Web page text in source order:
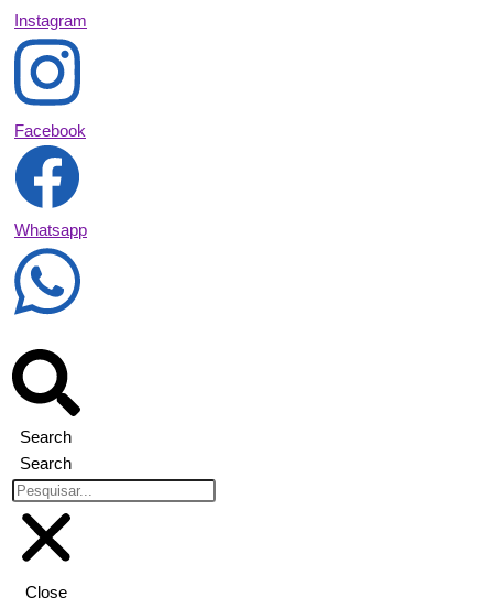
Instagram
Facebook
Whatsapp
Search
Search
Close